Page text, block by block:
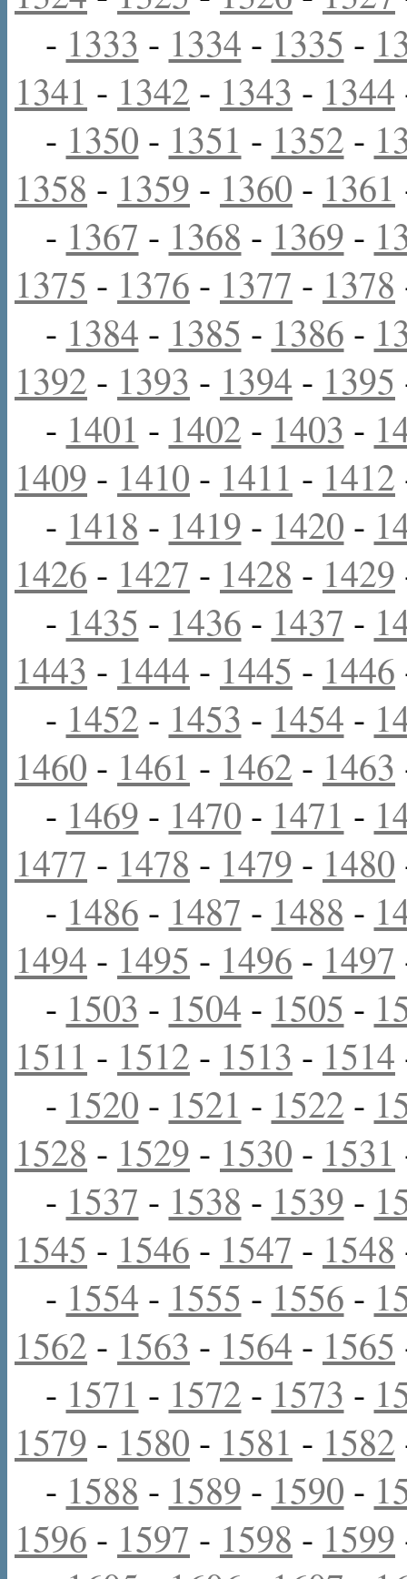
- 1333 - 1334 - 1335 -
1341 - 1342 - 1343 - 1344
- 1350 - 1351 - 1352 -
1358 - 1359 - 1360 - 1361
- 1367 - 1368 - 1369 -
1375 - 1376 - 1377 - 1378
- 1384 - 1385 - 1386 -
1392 - 1393 - 1394 - 1395
- 1401 - 1402 - 1403 -
1409 - 1410 - 1411 - 1412
- 1418 - 1419 - 1420 -
1426 - 1427 - 1428 - 1429
- 1435 - 1436 - 1437 -
1443 - 1444 - 1445 - 1446
- 1452 - 1453 - 1454 -
1460 - 1461 - 1462 - 1463
- 1469 - 1470 - 1471 -
1477 - 1478 - 1479 - 1480
- 1486 - 1487 - 1488 -
1494 - 1495 - 1496 - 1497
- 1503 - 1504 - 1505 -
1511 - 1512 - 1513 - 1514
- 1520 - 1521 - 1522 -
1528 - 1529 - 1530 - 1531
- 1537 - 1538 - 1539 -
1545 - 1546 - 1547 - 1548
- 1554 - 1555 - 1556 -
1562 - 1563 - 1564 - 1565
- 1571 - 1572 - 1573 -
1579 - 1580 - 1581 - 1582
- 1588 - 1589 - 1590 -
1596 - 1597 - 1598 - 1599